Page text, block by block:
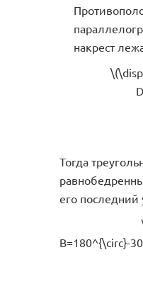
накрест
Тогда
его последний
B=180^{\circ}-